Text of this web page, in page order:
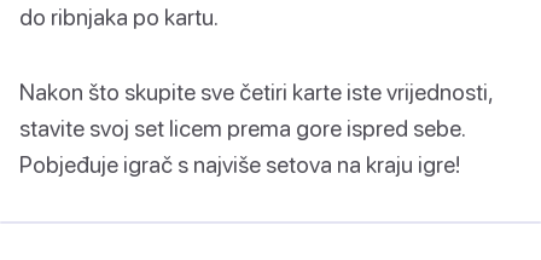
do ribnjaka po kartu.
Nakon što skupite sve četiri karte iste vrijednosti,
stavite svoj set licem prema gore ispred sebe.
Pobjeđuje igrač s najviše setova na kraju igre!